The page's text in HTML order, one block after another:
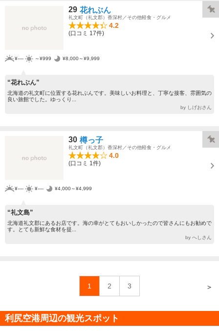
29 花れぶん
礼文町（礼文郡）香深村／その他軽食・グルメ
4.2
(口コミ 17件)
¥---- ～¥999 ¥8,000～¥9,999
“花れぶん”
北海道の礼文町に位置する花れぶんです。美味しいお料理と、丁寧な接客、雰囲気の
良い旅館でした。ゆっくり...
by しげおさん
30 樽っ子
礼文町（礼文郡）香深村／その他軽食・グルメ
4.0
(口コミ 1件)
¥---- ¥---- ¥4,000～¥4,999
“礼文島”
北海道礼文郡にあるお店です。海の幸がとてもおいしかったので皆さんにもお勧めで
す。とても新鮮な食材を提...
by へしさん
1 2 3 ＞
利尻空港周辺の観光スポット